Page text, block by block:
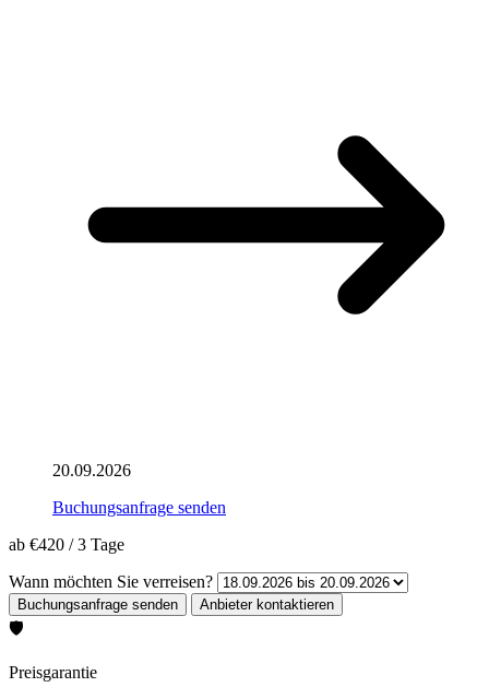
20.09.2026
Buchungsanfrage senden
ab €420 /3 Tage
Wann möchten Sie verreisen?
🛡️
Preisgarantie